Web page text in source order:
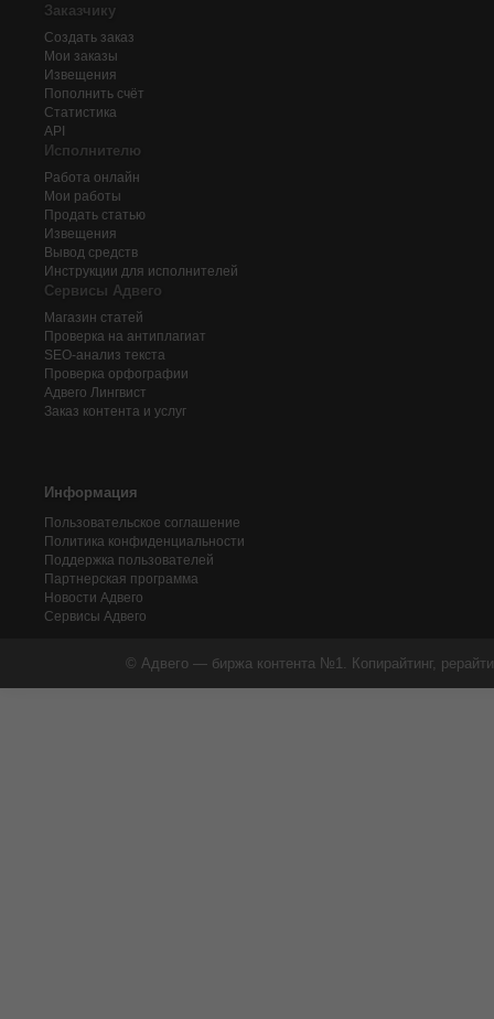
Заказчику
Создать заказ
Мои заказы
Извещения
Пополнить счёт
Статистика
API
Исполнителю
Работа онлайн
Мои работы
Продать статью
Извещения
Вывод средств
Инструкции для исполнителей
Сервисы Адвего
Магазин статей
Проверка на антиплагиат
SEO-анализ текста
Проверка орфографии
Адвего Лингвист
Заказ контента и услуг
Информация
Пользовательское соглашение
Политика конфиденциальности
Поддержка пользователей
Партнерская программа
Новости Адвего
Сервисы Адвего
© Адвего — биржа контента №1. Копирайтинг,